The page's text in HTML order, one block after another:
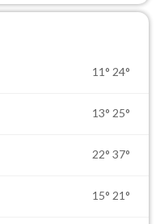
11° 24°
13° 25°
22° 37°
15° 21°